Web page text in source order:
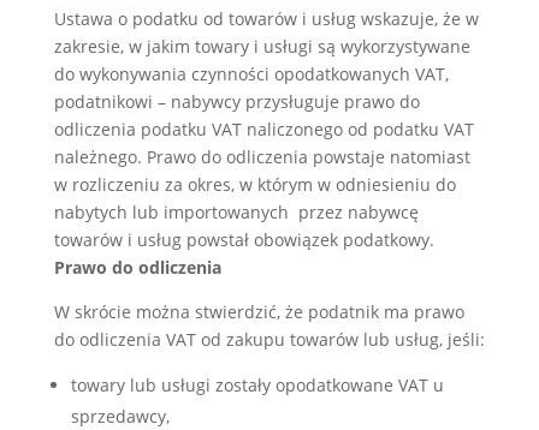
Ustawa o podatku od towarów i usług wskazuje, że w
zakresie, w jakim towary i usługi są wykorzystywane
do wykonywania czynności opodatkowanych VAT,
podatnikowi – nabywcy przysługuje prawo do
odliczenia podatku VAT naliczonego od podatku VAT
należnego. Prawo do odliczenia powstaje natomiast
w rozliczeniu za okres, w którym w odniesieniu do
nabytych lub importowanych przez nabywcę
towarów i usług powstał obowiązek podatkowy.
Prawo do odliczenia
W skrócie można stwierdzić, że podatnik ma prawo
do odliczenia VAT od zakupu towarów lub usług, jeśli:
towary lub usługi zostały opodatkowane VAT u
sprzedawcy,